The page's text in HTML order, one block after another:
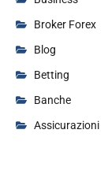
Broker Forex
Blog
Betting
Banche
Assicurazioni